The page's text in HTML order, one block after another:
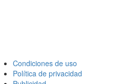
Condiciones de uso
Política de privacidad